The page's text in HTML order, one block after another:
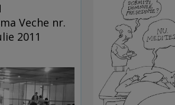
Veche nr.
2011